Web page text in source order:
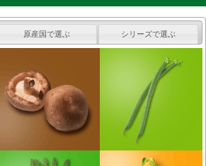
原産国で選ぶ シリーズで選ぶ